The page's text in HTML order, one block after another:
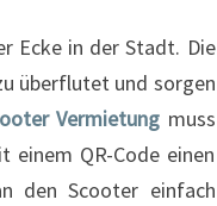
Ecke in der Stadt. Die
überflutet und sorgen
Vermietung muss
QR-Code einen
den Scooter einfach